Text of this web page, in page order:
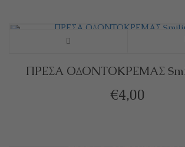
ΠΡΕΣΑ ΟΔΟΝΤΟΚΡΕΜΑΣ
€4,00